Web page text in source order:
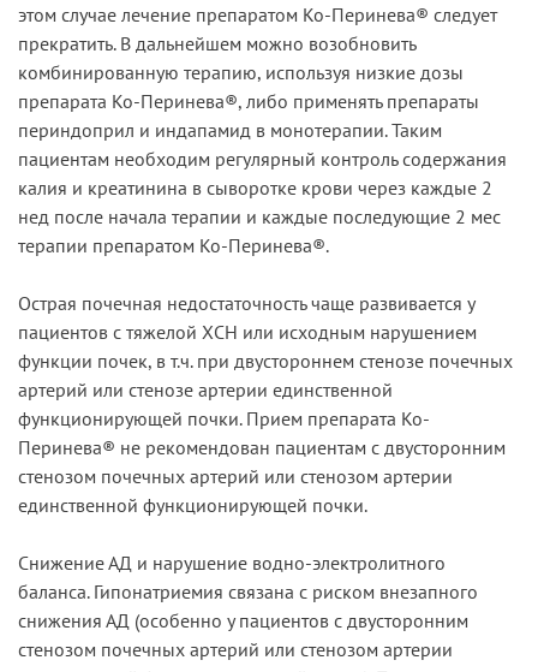
этом случае лечение препаратом Ко-Перинева® следует
прекратить. В дальнейшем можно возобновить
комбинированную терапию, используя низкие дозы
препарата Ко-Перинева®, либо применять препараты
периндоприл и индапамид в монотерапии. Таким
пациентам необходим регулярный контроль содержания
калия и креатинина в сыворотке крови через каждые 2
нед после начала терапии и каждые последующие 2 мес
терапии препаратом Ко-Перинева®.
Острая почечная недостаточность чаще развивается у
пациентов с тяжелой ХСН или исходным нарушением
функции почек, в т.ч. при двустороннем стенозе почечных
артерий или стенозе артерии единственной
функционирующей почки. Прием препарата Ко-
Перинева® не рекомендован пациентам с двусторонним
стенозом почечных артерий или стенозом артерии
единственной функционирующей почки.
Снижение АД и нарушение водно-электролитного
баланса. Гипонатриемия связана с риском внезапного
снижения АД (особенно у пациентов с двусторонним
стенозом почечных артерий или стенозом артерии